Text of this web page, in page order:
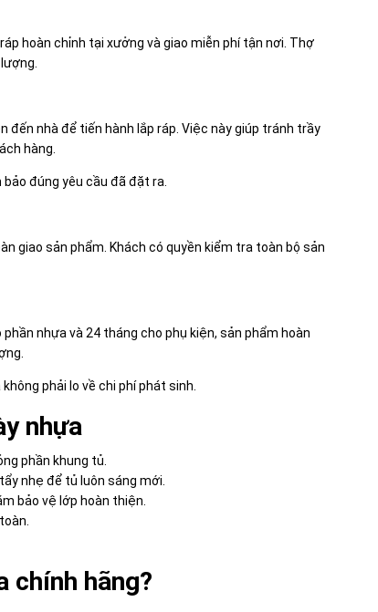
hoàn chỉnh tại xưởng và giao miễn phí tận nơi. Thợ
đến nhà để tiến hành lắp ráp. Việc này giúp tránh trầy
hàng.
đúng yêu cầu đã đặt ra.
giao sản phẩm. Khách có quyền kiểm tra toàn bộ sản
nhựa và 24 tháng cho phụ kiện, sản phẩm hoàn
phải lo về chi phí phát sinh.
nhựa
phần khung tủ.
nhẹ để tủ luôn sáng mới.
bảo vệ lớp hoàn thiện.
chính hãng?